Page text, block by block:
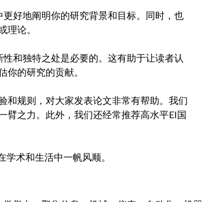
好地阐明你的研究背景和目标。同时，也
理论。
和独特之处是必要的。这有助于让读者认
的研究的贡献。
和规则，对大家发表论文非常有帮助。我们
臂之力。此外，我们还经常推荐高水平EI国
术和生活中一帆风顺。